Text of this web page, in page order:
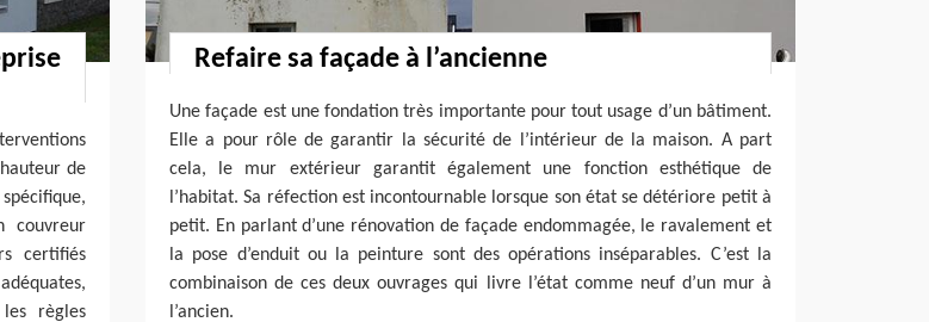
de
couvreur
certifiés
règles
Refaire sa façade à l’ancienne
Une façade est une fondation très importante pour tout usage d’un bâtiment.
Elle a pour rôle de garantir la sécurité de l’intérieur de la maison. A part
cela, le mur extérieur garantit également une fonction esthétique de
l’habitat. Sa réfection est incontournable lorsque son état se détériore petit à
petit. En parlant d’une rénovation de façade endommagée, le ravalement et
la pose d’enduit ou la peinture sont des opérations inséparables. C’est la
combinaison de ces deux ouvrages qui livre l’état comme neuf d’un mur à
l’ancien.